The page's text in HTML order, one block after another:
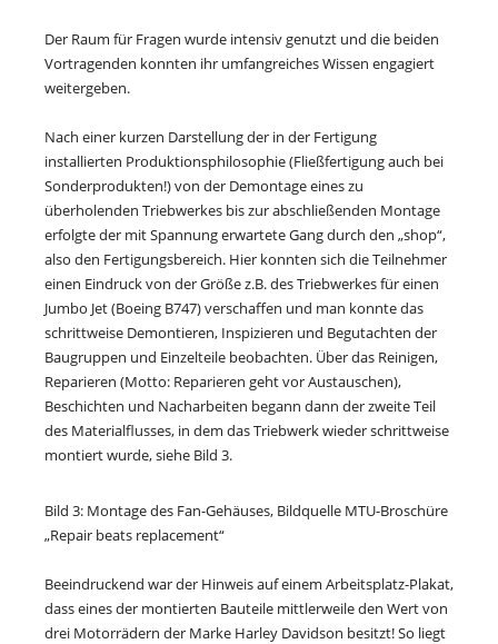
Der Raum für Fragen wurde intensiv genutzt und die beiden
Vortragenden konnten ihr umfangreiches Wissen engagiert
weitergeben.
Nach einer kurzen Darstellung der in der Fertigung
installierten Produktionsphilosophie (Fließfertigung auch bei
Sonderprodukten!) von der Demontage eines zu
überholenden Triebwerkes bis zur abschließenden Montage
erfolgte der mit Spannung erwartete Gang durch den „shop“,
also den Fertigungsbereich. Hier konnten sich die Teilnehmer
einen Eindruck von der Größe z.B. des Triebwerkes für einen
Jumbo Jet (Boeing B747) verschaffen und man konnte das
schrittweise Demontieren, Inspizieren und Begutachten der
Baugruppen und Einzelteile beobachten. Über das Reinigen,
Reparieren (Motto: Reparieren geht vor Austauschen),
Beschichten und Nacharbeiten begann dann der zweite Teil
des Materialflusses, in dem das Triebwerk wieder schrittweise
montiert wurde, siehe Bild 3.
Bild 3: Montage des Fan-Gehäuses, Bildquelle MTU-Broschüre
„Repair beats replacement“
Beeindruckend war der Hinweis auf einem Arbeitsplatz-Plakat,
dass eines der montierten Bauteile mittlerweile den Wert von
drei Motorrädern der Marke Harley Davidson besitzt! So liegt